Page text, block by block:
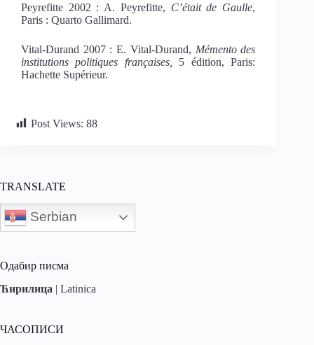
Peyrefitte 2002 : A. Peyrefitte, C’était de Gaulle,
Paris : Quarto Gallimard.
Vital-Durand 2007 : E. Vital-Durand, Mémento des
institutions politiques françaises, 5 édition, Paris:
Hachette Supérieur.
Post Views: 88
TRANSLATE
Serbian
Одабир писма
Ћирилица | Latinica
ЧАСОПИСИ